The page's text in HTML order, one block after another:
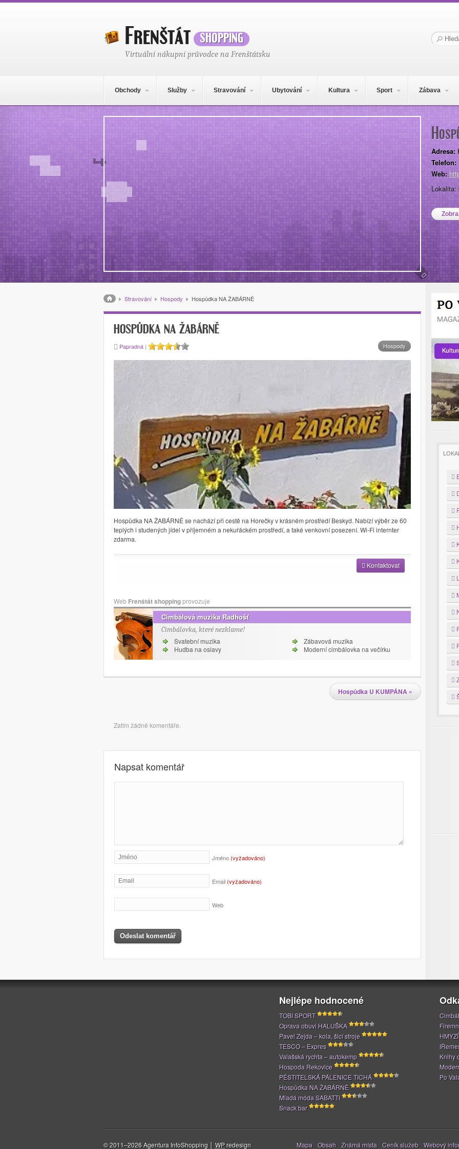
Frenštátshopping
Virtuální nákupní průvodce na Frenštátsku
Hledat:
Obchody Služby Stravování Ubytování Kultura Sport Zábava
Místo
Adresa:
Telefon:
Web:
Lokalita:
Drobečková navigace
Stravování Hospody Hospůdka NA ŽABÁRNĚ
HOSPŮDKA NA ŽABÁRNĚ
Papradná | Hospody
Hospůdka NA ŽABÁRNĚ se nachází při cestě na Horečky v krásném prostředí Beskyd. Nabízí výběr ze 60
teplých i studených jídel v příjemném a nekuřáckém prostředí, a také venkovní posezení. Wi-Fi internter
zdarma.
Kontaktovat
Web Frenštát shoppingprovozuje
Cimbálová muzika Radhošť
Cimbálovka, které nezklame!
Svatební muzika
Hudba na oslavy
Zábavová muzika
Moderní cimbálovka na večírku
Hospůdka U KUMPÁNA »
Komentáře
Zatím žádné komentáře.
Napsat komentář
Jméno(vyžadováno)
Email(vyžadováno)
Web
Nejlépe hodnocené
TOBI SPORT
Oprava obuvi HALUŠKA
Pavel Zejda – kola, šicí stroje
TESCO – Expres
Valašská rychta – autokemp
Hospoda Rekovice
PĚSTITELSKÁ PÁLENICE TICHÁ
Hospůdka NA ŽABÁRNĚ
Mladá móda SABATTI
Snack bar
Knihy
Po
© 2011–2026 Agentura InfoShopping │ WPredesign Stránky
Mapa Obsah Známá místa Ceník služeb Webový